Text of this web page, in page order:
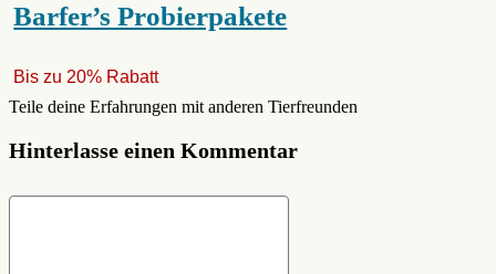
Barfer’s Probierpakete
Bis zu 20% Rabatt
Teile deine Erfahrungen mit anderen Tierfreunden
Hinterlasse einen Kommentar